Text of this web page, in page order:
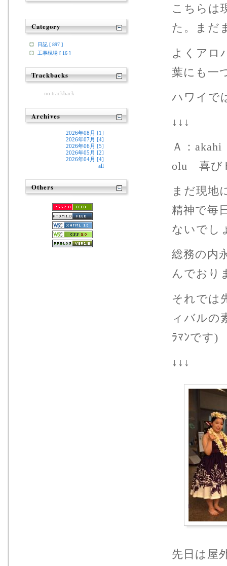
こちらは
た。まだ
よくアロ
葉にも一
ハワイで
↓↓↓
Ａ：
olu 喜び
まだ現地
精神で毎
ないでし
総務の内
んでおり
それでは
ィバルの
ﾗﾏﾝです)
↓↓↓
先日は屋
Category
日記 [ 897 ]
工事現場 [ 16 ]
Trackbacks
no trackback
Archives
2026年08月 [1]
2026年07月 [4]
2026年06月 [5]
2026年05月 [2]
2026年04月 [4]
all
Others